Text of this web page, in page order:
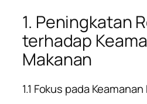
1. Peningkatan
terhadap
Makanan
1.1 Fokus pada